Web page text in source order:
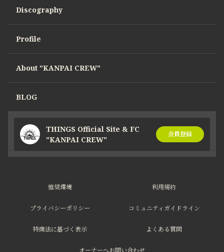
Discography
Profile
About "KANPAI CREW"
BLOG
THINGS Official Site & FC
"KANPAI CREW"
会員登録
推奨環境 利用規約
プライバシーポリシー コミュニティガイドライン
特商法に基づく表示 よくある質問
オーナーへお問い合わせ